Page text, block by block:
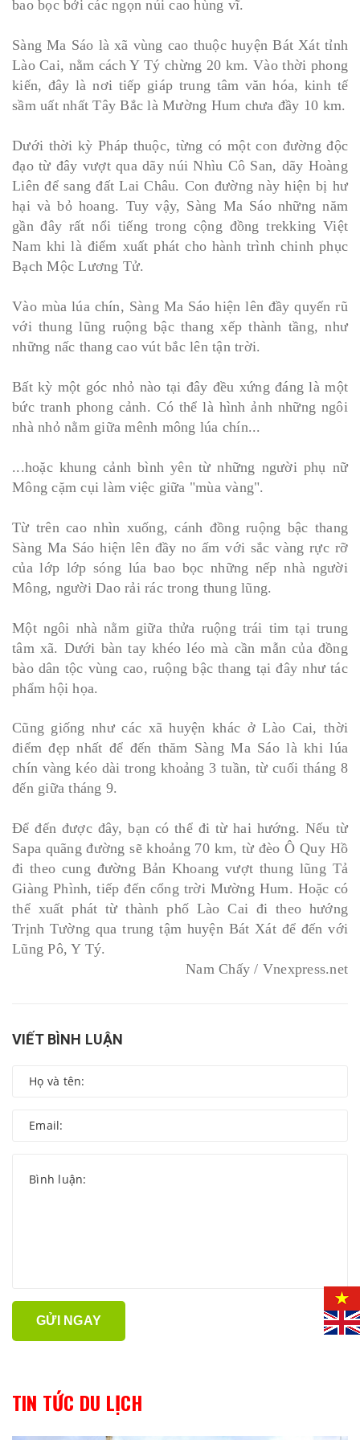
bao bọc bởi các ngọn núi cao hùng vĩ.
Sàng Ma Sáo là xã vùng cao thuộc huyện Bát Xát tỉnh
Lào Cai, nằm cách Y Tý chừng 20 km. Vào thời phong
kiến, đây là nơi tiếp giáp trung tâm văn hóa, kinh tế
sầm uất nhất Tây Bắc là Mường Hum chưa đầy 10 km.
Dưới thời kỳ Pháp thuộc, từng có một con đường độc
đạo từ đây vượt qua dãy núi Nhìu Cô San, dãy Hoàng
Liên để sang đất Lai Châu. Con đường này hiện bị hư
hại và bỏ hoang. Tuy vậy, Sàng Ma Sáo những năm
gần đây rất nổi tiếng trong cộng đồng trekking Việt
Nam khi là điểm xuất phát cho hành trình chinh phục
Bạch Mộc Lương Tử.
Vào mùa lúa chín, Sàng Ma Sáo hiện lên đầy quyến rũ
với thung lũng ruộng bậc thang xếp thành tầng, như
những nấc thang cao vút bắc lên tận trời.
Bất kỳ một góc nhỏ nào tại đây đều xứng đáng là một
bức tranh phong cảnh. Có thể là hình ảnh những ngôi
nhà nhỏ nằm giữa mênh mông lúa chín...
...hoặc khung cảnh bình yên từ những người phụ nữ
Mông cặm cụi làm việc giữa "mùa vàng".
Từ trên cao nhìn xuống, cánh đồng ruộng bậc thang
Sàng Ma Sáo hiện lên đầy no ấm với sắc vàng rực rỡ
của lớp lớp sóng lúa bao bọc những nếp nhà người
Mông, người Dao rải rác trong thung lũng.
Một ngôi nhà nằm giữa thửa ruộng trái tim tại trung
tâm xã. Dưới bàn tay khéo léo mà cần mẫn của đồng
bào dân tộc vùng cao, ruộng bậc thang tại đây như tác
phẩm hội họa.
Cũng giống như các xã huyện khác ở Lào Cai, thời
điểm đẹp nhất để đến thăm Sàng Ma Sáo là khi lúa
chín vàng kéo dài trong khoảng 3 tuần, từ cuối tháng 8
đến giữa tháng 9.
Để đến được đây, bạn có thể đi từ hai hướng. Nếu từ
Sapa quãng đường sẽ khoảng 70 km, từ đèo Ô Quy Hồ
đi theo cung đường Bản Khoang vượt thung lũng Tả
Giàng Phình, tiếp đến cổng trời Mường Hum. Hoặc có
thể xuất phát từ thành phố Lào Cai đi theo hướng
Trịnh Tường qua trung tậm huyện Bát Xát để đến với
Lũng Pô, Y Tý.
Nam Chấy / Vnexpress.net
VIẾT BÌNH LUẬN
GỬI NGAY
TIN TỨC DU LỊCH